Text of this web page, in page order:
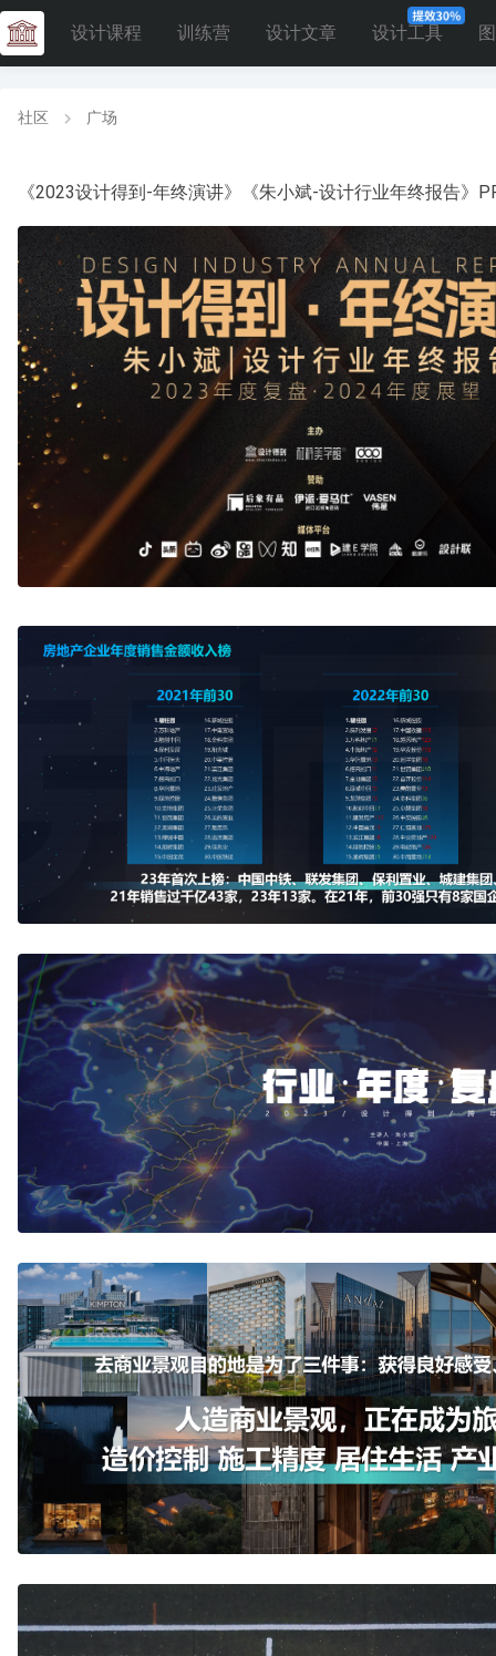
设计课程 训练营 设计文章 设计工具
社区 广场
《2023设计得到-年终演讲》《朱小斌-设计行业年终报告》